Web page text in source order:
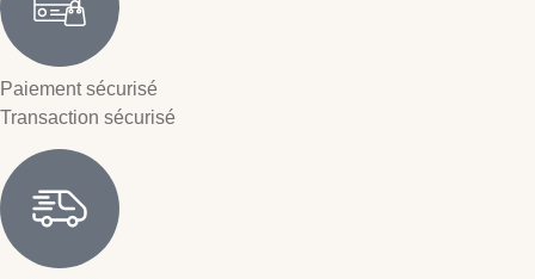
Paiement sécurisé
Transaction sécurisé